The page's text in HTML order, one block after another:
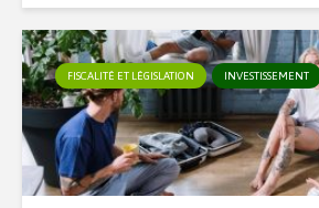
FISCALITÉ ET LÉGISLATION INVESTISSEMENT